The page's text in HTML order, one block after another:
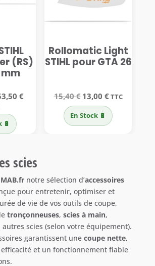
(RS)
mm
€Plage
🔋
Rollomatic Light
STIHL pour GTA 26
15,40€ Le
prix
initial
était :
15,40 €.
13,00 €Le
actuel
est :
13,00 €.
TTC
En Stock 🔋
scies
MAB.frnotre sélection d’accessoires
pour entretenir, optimiser et
de vie de vos outils de coupe,
tronçonneuses, scies à main,
scies (selon votre équipement).
garantissent une coupe nette,
et un fonctionnement fiable